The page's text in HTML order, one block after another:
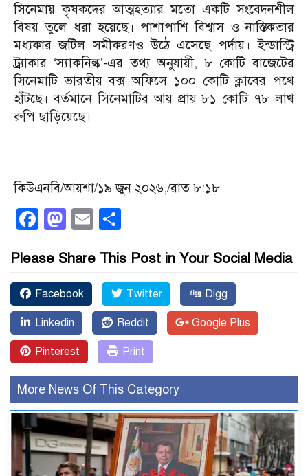
সিনেমায় কৃষকদের আত্মহত্যার মতো একটি সংবেদনশীল
বিষয় তুলে ধরা হয়েছে। পাশাপাশি বিশ্বাস ও নাস্তিকতার
মধ্যকার জটিল সমীকরণও উঠে এসেছে পর্দায়। ইন্ডাস্ট্রি
ট্র্যাকার ‘স্যাকনিল্ক’-এর তথ্য অনুযায়ী, ৮ কোটি বাজেটের
সিনেমাটি ভারতীয় বক্স অফিসে ১০০ কোটি ক্লাবের পথে
হাঁটছে। বর্তমানে সিনেমাটির আয় প্রায় ৮১ কোটি ৭৮ লাখ
রুপি ছাড়িয়েছে।
কিউএনবি/আয়শা/১৯ জুন ২০২৬,/রাত ৮:১৮
Facebook
Mastodon
Email
Please Share This Post in Your Social Media
Facebook Twitter Digg
Linkedin Reddit Google Plus
Pinterest Print
More News Of This Category